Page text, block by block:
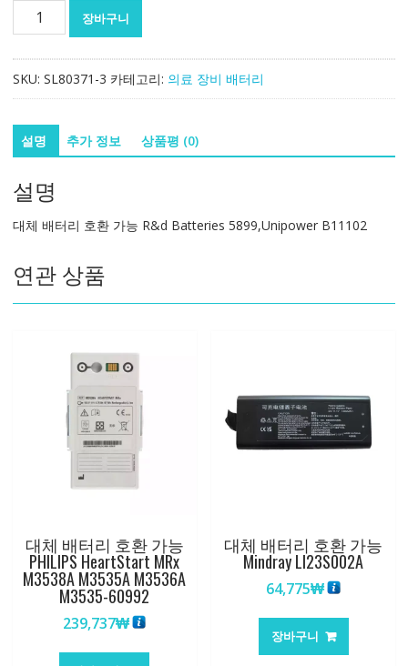
리
환
가
R&d
Batteries
5899,Unipower
수
량
장바구니
SKU: SL80371-3 카테고리: 의료 장비 배터리
설명 추가 정보 상품평 (0)
설명
대체 배터리 호환 가능 R&d Batteries 5899,Unipower B11102
연관 상품
대체 배터리 호환 가능
PHILIPS HeartStart MRx
M3538A M3535A M3536A
M3535-60992
239,737₩
대체 배터리 호환 가능
Mindray LI23S002A
64,775₩
장바구니